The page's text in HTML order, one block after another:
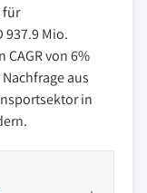
für
Mio.
von 6%
aus
in